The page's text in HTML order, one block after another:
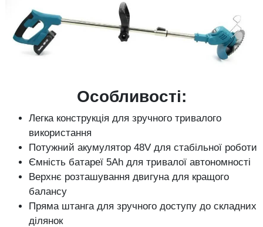
Особливості:
Легка конструкція для зручного тривалого
використання
Потужний акумулятор 48V для стабільної роботи
Ємність батареї 5Ah для тривалої автономності
Верхнє розташування двигуна для кращого
балансу
Пряма штанга для зручного доступу до складних
ділянок